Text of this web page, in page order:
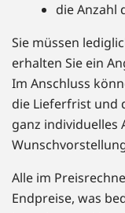
die Anzahl
Sie müssen
erhalten Sie ein
Im Anschluss
die Lieferfrist und
ganz individuelles
Alle im
Endpreise, was